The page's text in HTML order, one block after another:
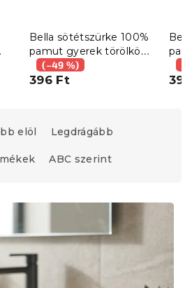
Bella sötétszürke 100%
pamut gyerek törölköző
30x50 cm, 100% pamut
(–49 %)
396 Ft
elöl Legdrágább
ABC szerint